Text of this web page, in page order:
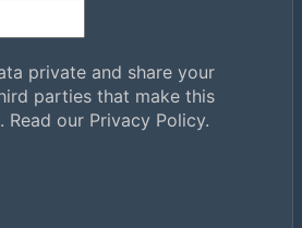
private and share your
parties that make this
Read our Privacy Policy.